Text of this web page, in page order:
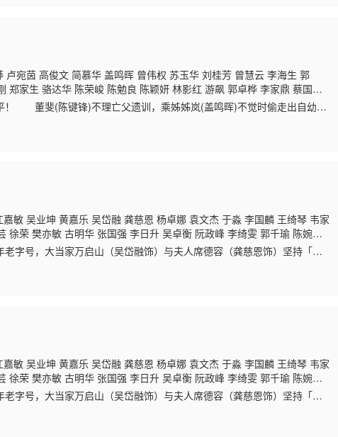
卢宛茵 高俊文 简慕华 盖鸣晖 曾伟权 苏玉华 刘桂芳 曾慧云 李海生 郭
郑家生 骆达华 陈荣峻 陈勉良 陈颖妍 林影红 游飙 郭卓桦 李家鼎 蔡国
郑俊弘 王俊棠 梁竞徽 麦嘉伦 古明华 潘冠霖 杨嘉诺 黄凤琼 赵静仪 凌礼
李启杰 邵卓尧 霍健邦 廖丽丽 陈念君 苏恩磁 丁主惠 赵乐贤 徐荣 何芷
殷樱 叶凯茵 罗泳娴
！ 董斐(陈键锋)不理亡父遗训，乘姊姊岚(盖鸣晖)不觉时偷走出自幼居
欢(吴卓羲)。斐、欢到钱塘江观潮，斐对富家女邢晓雪(曹敏莉)一见钟
敏 吴业坤 黄嘉乐 吴岱融 龚慈恩 杨卓娜 袁文杰 于淼 李国麟 王绮琴 韦家
徐荣 樊亦敏 古明华 张国强 李日升 吴卓衡 阮政峰 李绮雯 郭千瑜 陈婉
戴耀明 张智轩 吳展驊 方绍聪 伍禮騫 黄耀煌 炜烈 林敬刚 李冈龙 甄采
芷伦 易宇航 庄思明 颜仟汶 曾健明 周丽欣 张汉斌
赵乐贤 何伟业 陈嘉慧 黄柏文 陈勉良
老字号，大当家万启山（吴岱融饰）与夫人席德容（龚慈恩饰）坚持「传
可是一宗毒酱油事故，使他不得不答应让夏小满（朱晨丽饰）及叶细幺
敏 吴业坤 黄嘉乐 吴岱融 龚慈恩 杨卓娜 袁文杰 于淼 李国麟 王绮琴 韦家
徐荣 樊亦敏 古明华 张国强 李日升 吴卓衡 阮政峰 李绮雯 郭千瑜 陈婉
戴耀明 张智轩 吳展驊 方绍聪 伍禮騫 黄耀煌 炜烈 林敬刚 李冈龙 甄采
芷伦 易宇航 庄思明 颜仟汶 曾健明 周丽欣 张汉斌
赵乐贤 何伟业 陈嘉慧 黄柏文 陈勉良
老字号，大当家万启山（吴岱融饰）与夫人席德容（龚慈恩饰）坚持「传
可是一宗毒酱油事故，使他不得不答应让夏小满（朱晨丽饰）及叶细幺